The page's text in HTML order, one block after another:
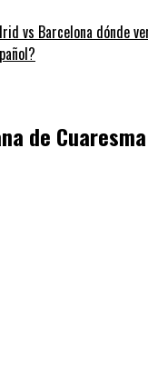
vs Barcelona dónde
de